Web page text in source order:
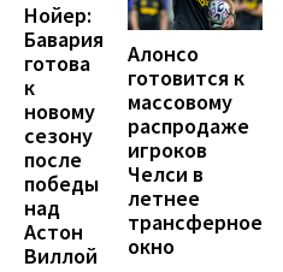
Нойер:
Бавария
готова
к
новому
сезону
после
победы
над
Астон
Виллой
Алонсо
готовится к
массовому
распродаже
игроков
Челси в
летнее
трансферное
окно